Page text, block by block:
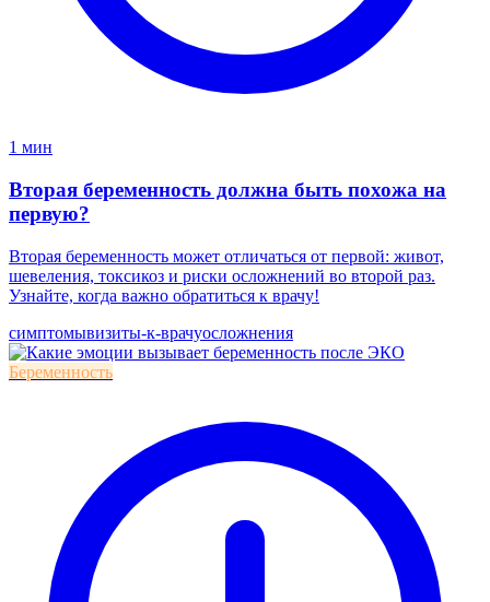
1 мин
Вторая беременность должна быть похожа на
первую?
Вторая беременность может отличаться от первой: живот,
шевеления, токсикоз и риски осложнений во второй раз.
Узнайте, когда важно обратиться к врачу!
симптомывизиты-к-врачуосложнения
Беременность